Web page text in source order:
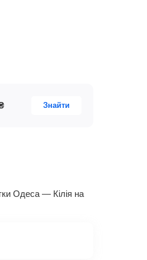
Знайти
Одеса — Кілія на